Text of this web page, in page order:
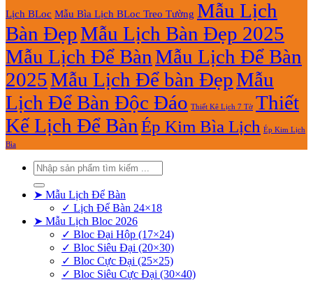
Lịch BLoc Mẫu Bìa Lịch BLoc Treo Tường Mẫu Lịch
Bàn ĐẹpMẫu Lịch Bàn Đẹp 2025
Mẫu Lịch Để BànMẫu Lịch Để Bàn
2025Mẫu Lịch Để bàn ĐẹpMẫu
Lịch Để Bàn Độc Đáo Thiết Kê Lịch 7 Tờ Thiết
Kế Lịch Để Bàn Ép Kim Bìa Lịch Ép Kim Lịch
Bìa
Tìm
kiếm:
➤ Mẫu Lịch Để Bàn
✓ Lịch Để Bàn 24×18
➤ Mẫu Lịch Bloc 2026
✓ Bloc Đại Hộp (17×24)
✓ Bloc Siêu Đại (20×30)
✓ Bloc Cực Đại (25×25)
✓ Bloc Siêu Cực Đại (30×40)